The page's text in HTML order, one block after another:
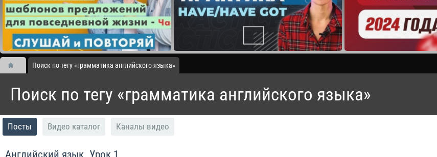
Поиск по тегу «грамматика английского языка»
Поиск по тегу «грамматика английского языка»
Посты Видео каталог Каналы видео
Английский язык. Урок 1